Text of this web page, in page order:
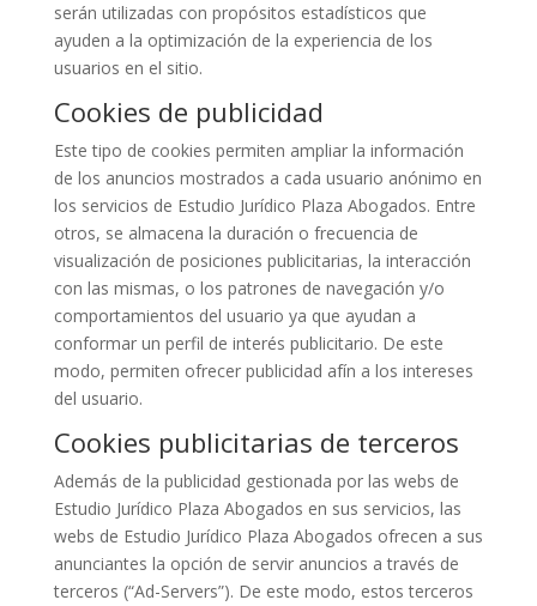
serán utilizadas con propósitos estadísticos que
ayuden a la optimización de la experiencia de los
usuarios en el sitio.
Cookies de publicidad
Este tipo de cookies permiten ampliar la información
de los anuncios mostrados a cada usuario anónimo en
los servicios de Estudio Jurídico Plaza Abogados. Entre
otros, se almacena la duración o frecuencia de
visualización de posiciones publicitarias, la interacción
con las mismas, o los patrones de navegación y/o
comportamientos del usuario ya que ayudan a
conformar un perfil de interés publicitario. De este
modo, permiten ofrecer publicidad afín a los intereses
del usuario.
Cookies publicitarias de terceros
Además de la publicidad gestionada por las webs de
Estudio Jurídico Plaza Abogados en sus servicios, las
webs de Estudio Jurídico Plaza Abogados ofrecen a sus
anunciantes la opción de servir anuncios a través de
terceros (“Ad-Servers”). De este modo, estos terceros